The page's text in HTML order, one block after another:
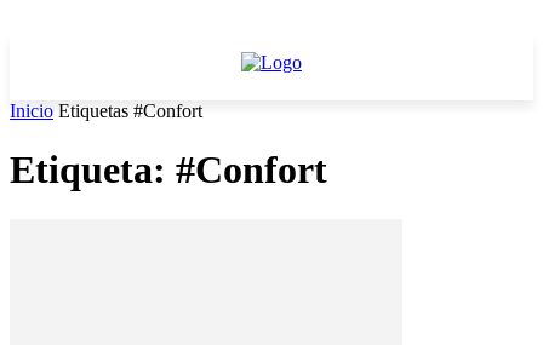
Inicio Etiquetas #Confort
Etiqueta: #Confort